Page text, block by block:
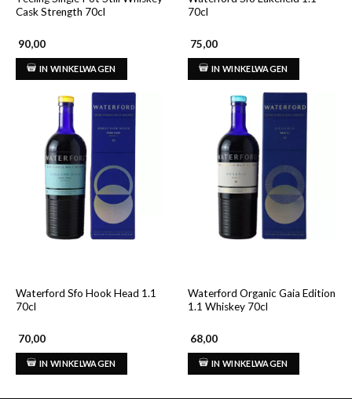
Cask Strength 70cl
90,00
IN WINKELWAGEN
70cl
75,00
IN WINKELWAGEN
Waterford Sfo Hook Head 1.1
70cl
70,00
IN WINKELWAGEN
Waterford Organic Gaia Edition
1.1 Whiskey 70cl
68,00
IN WINKELWAGEN